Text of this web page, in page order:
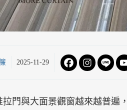
2025-11-29
拉門與大面景觀窗越來越普遍